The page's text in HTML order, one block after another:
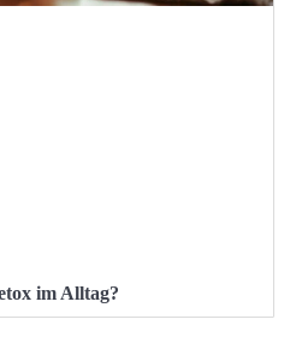
im Alltag?